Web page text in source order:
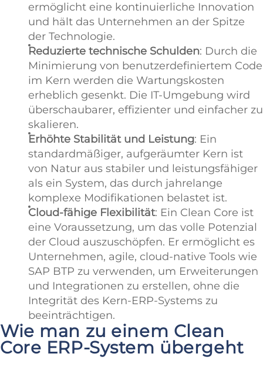
ermöglicht eine kontinuierliche Innovation
und hält das Unternehmen an der Spitze
der Technologie.
Reduzierte technische Schulden: Durch die
Minimierung von benutzerdefiniertem Code
im Kern werden die Wartungskosten
erheblich gesenkt. Die IT-Umgebung wird
überschaubarer, effizienter und einfacher zu
skalieren.
Erhöhte Stabilität und Leistung: Ein
standardmäßiger, aufgeräumter Kern ist
von Natur aus stabiler und leistungsfähiger
als ein System, das durch jahrelange
komplexe Modifikationen belastet ist.
Cloud-fähige Flexibilität: Ein Clean Core ist
eine Voraussetzung, um das volle Potenzial
der Cloud auszuschöpfen. Er ermöglicht es
Unternehmen, agile, cloud-native Tools wie
SAP BTP zu verwenden, um Erweiterungen
und Integrationen zu erstellen, ohne die
Integrität des Kern-ERP-Systems zu
beeinträchtigen.
Wie man zu einem Clean
Core ERP-System übergeht